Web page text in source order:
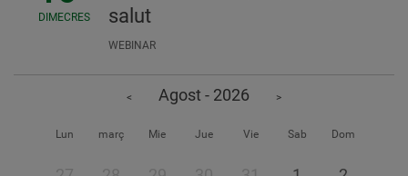
DIMECRES
salut
WEBINAR
< Agost - 2026 >
Lun març Mie Jue Vie Sab Dom